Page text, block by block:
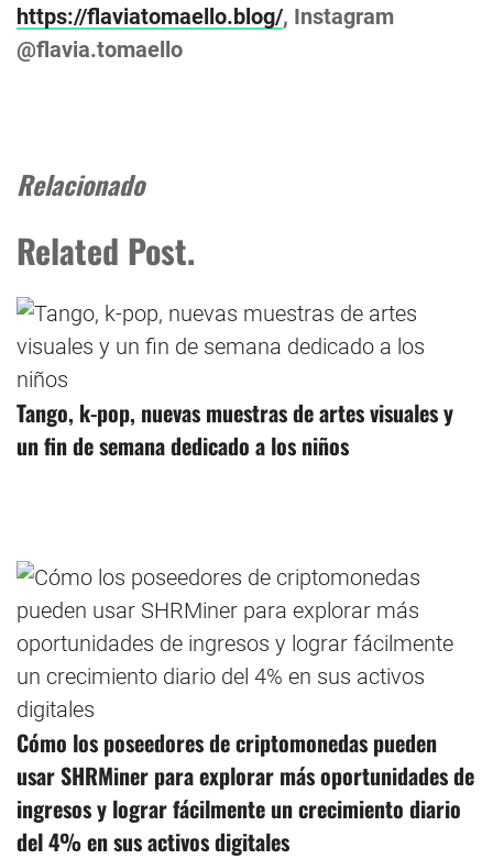
https://flaviatomaello.blog/, Instagram
@flavia.tomaello
Relacionado
Related Post.
Tango, k-pop, nuevas muestras de artes visuales y
un fin de semana dedicado a los niños
Cómo los poseedores de criptomonedas pueden
usar SHRMiner para explorar más oportunidades de
ingresos y lograr fácilmente un crecimiento diario
del 4% en sus activos digitales